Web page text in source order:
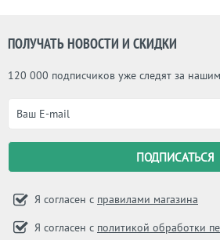
ПОЛУЧАТЬ НОВОСТИ И СКИДКИ
120 000 подписчиков уже следят за
Я согласен с правилами магазина
Я согласен с политикой обработки